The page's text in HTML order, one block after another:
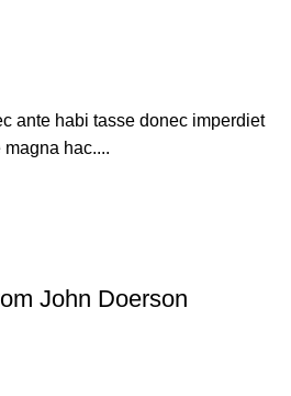
ante habi tasse donec imperdiet
hac....
John Doerson